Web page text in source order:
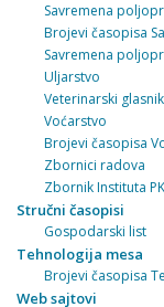
Savremena
Brojevi časopisa
Savremena
Uljarstvo
Veterinarski glasnik
Voćarstvo
Brojevi časopisa
Zbornici radova
Zbornik Instituta
Stručni časopisi
Gospodarski list
Tehnologija mesa
Brojevi časopisa
Web sajtovi